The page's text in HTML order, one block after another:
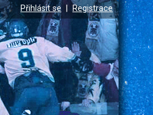
Přihlásit se Registrace